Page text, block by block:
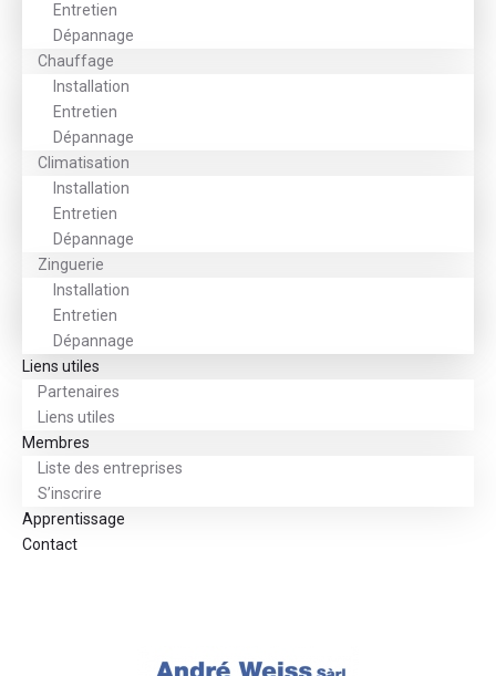
Entretien
Dépannage
Chauffage
Installation
Entretien
Dépannage
Climatisation
Installation
Entretien
Dépannage
Zinguerie
Installation
Entretien
Dépannage
Liens utiles
Partenaires
Liens utiles
Membres
Liste des entreprises
S’inscrire
Apprentissage
Contact